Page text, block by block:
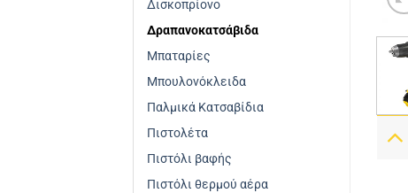
Δισκοπρίονο
Δραπανοκατσάβιδα
Μπαταρίες
Μπουλονόκλειδα
Παλμικά Κατσαβίδια
Πιστολέτα
Πιστόλι βαφής
Πιστόλι θερμού αέρα